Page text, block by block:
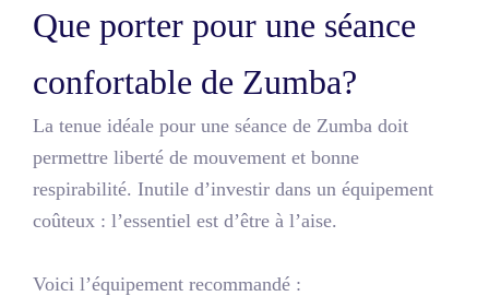
Que porter pour une séance
confortable de Zumba?
La tenue idéale pour une séance de Zumba doit
permettre liberté de mouvement et bonne
respirabilité. Inutile d’investir dans un équipement
coûteux : l’essentiel est d’être à l’aise.
Voici l’équipement recommandé :